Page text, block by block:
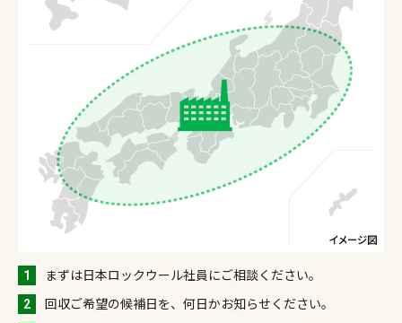
1
まずは日本ロックウール社員にご相談ください。
2
回収ご希望の候補日を、何日かお知らせください。